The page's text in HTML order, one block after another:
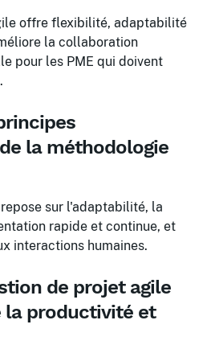
offre flexibilité, adaptabilité
la collaboration
pour les PME qui doivent
la méthodologie
sur l'adaptabilité, la
rapide et continue, et
interactions humaines.
de projet agile
productivité et